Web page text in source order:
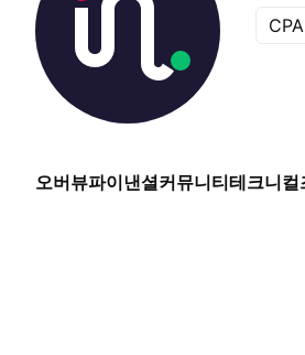
오버뷰파이낸셜커뮤니티테크니컬